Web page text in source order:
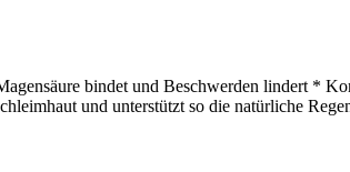
bindet und Beschwerden lindert *
und unterstützt so die natürliche